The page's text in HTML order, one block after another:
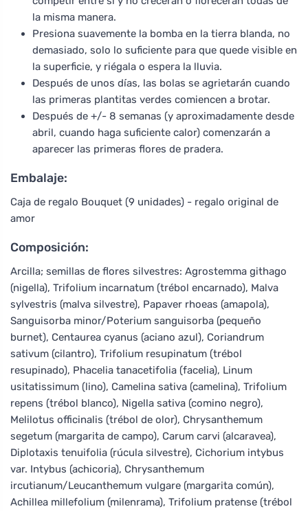
la misma manera.
Presiona suavemente la bomba en la tierra blanda, no
demasiado, solo lo suficiente para que quede visible en
la superficie, y riégala o espera la lluvia.
Después de unos días, las bolas se agrietarán cuando
las primeras plantitas verdes comiencen a brotar.
Después de +/- 8 semanas (y aproximadamente desde
abril, cuando haga suficiente calor) comenzarán a
aparecer las primeras flores de pradera.
Embalaje:
Caja de regalo Bouquet (9 unidades) - regalo original de
amor
Composición:
Arcilla; semillas de flores silvestres: Agrostemma githago
(nigella), Trifolium incarnatum (trébol encarnado), Malva
sylvestris (malva silvestre), Papaver rhoeas (amapola),
Sanguisorba minor/Poterium sanguisorba (pequeño
burnet), Centaurea cyanus (aciano azul), Coriandrum
sativum (cilantro), Trifolium resupinatum (trébol
resupinado), Phacelia tanacetifolia (facelia), Linum
usitatissimum (lino), Camelina sativa (camelina), Trifolium
repens (trébol blanco), Nigella sativa (comino negro),
Melilotus officinalis (trébol de olor), Chrysanthemum
segetum (margarita de campo), Carum carvi (alcaravea),
Diplotaxis tenuifolia (rúcula silvestre), Cichorium intybus
var. Intybus (achicoria), Chrysanthemum
ircutianum/Leucanthemum vulgare (margarita común),
Achillea millefolium (milenrama), Trifolium pratense (trébol